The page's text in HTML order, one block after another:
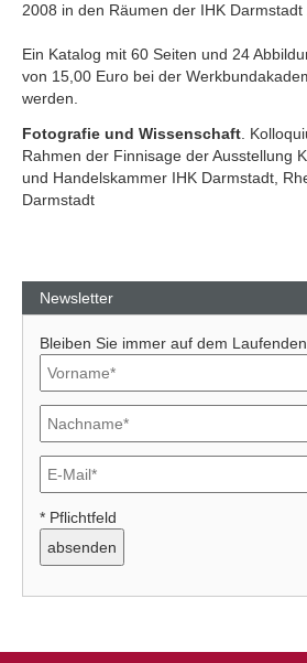
2008 in den Räumen der IHK Darmstadt
Ein Katalog mit 60 Seiten und 24
von 15,00 Euro bei der
werden.
Fotografie und Wissenschaft .
Rahmen der Finnisage der Ausstellung
und Handelskammer IHK Darmstadt,
Darmstadt
Newsletter
Bleiben Sie immer auf dem
* Pflichtfeld